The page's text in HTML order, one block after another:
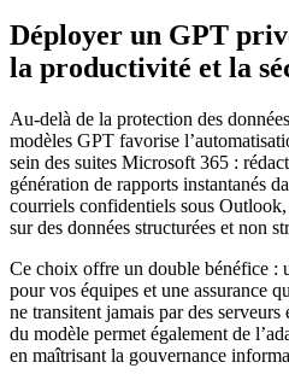
Déployer un GPT
la productivité et la
Au-delà de la protection des
modèles GPT favorise
sein des suites Microsoft 365 :
génération de rapports instantanés
courriels confidentiels sous
sur des données structurées et non
Ce choix offre un double bénéfice :
pour vos équipes et une assurance
ne transitent jamais par des
du modèle permet également de
en maîtrisant la gouvernance